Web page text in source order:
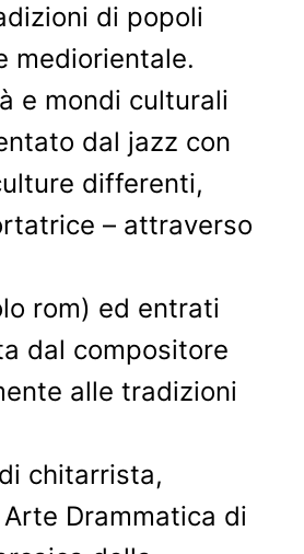
di popoli
mediorientale.
e mondi culturali
dal jazz con
differenti,
– attraverso
rom) ed entrati
dal compositore
alle tradizioni
chitarrista,
Drammatica di